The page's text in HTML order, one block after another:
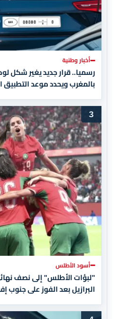
أخبار وطنية
رسميا.. قرار جديد يغير شكل
بالمغرب ويحدد موعد التطبيق
3
أسود الأطلس
"لبؤات الأطلس" إلى نصف
البرازيل بعد الفوز على جنوب